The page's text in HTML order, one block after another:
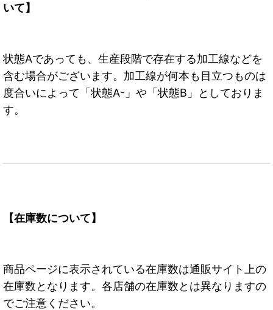
いて】
状態Aであっても、生産段階で存在する加工線などを
含む場合がございます。加工線が何本も目立つものは
度合いによって「状態A-」や「状態B」としておりま
す。
【在庫数について】
商品ページに表示されている在庫数は通販サイト上の
在庫数となります。各店舗の在庫数とは異なりますの
でご注意ください。